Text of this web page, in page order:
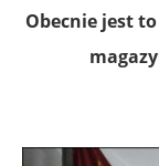
Obecnie jest